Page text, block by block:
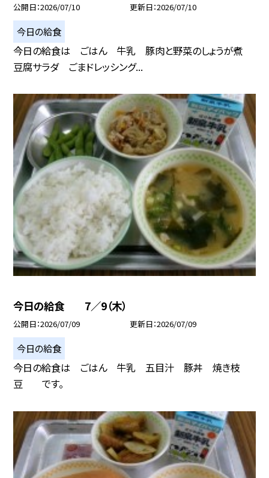
公開日 2026/07/10 更新日 2026/07/10
今日の給食
今日の給食は ごはん 牛乳 豚肉と野菜のしょうが煮
豆腐サラダ ごまドレッシング...
今日の給食 7／9（木）
公開日 2026/07/09 更新日 2026/07/09
今日の給食
今日の給食は ごはん 牛乳 五目汁 豚丼 焼き枝
豆 です。